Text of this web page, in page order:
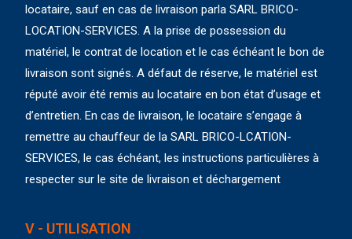
locataire, sauf en cas de livraison parla SARL BRICO-
LOCATION-SERVICES. A la prise de possession du
matériel, le contrat de location et le cas échéant le bon de
livraison sont signés. A défaut de réserve, le matériel est
réputé avoir été remis au locataire en bon état d’usage et
d’entretien. En cas de livraison, le locataire s’engage à
remettre au chauffeur de la SARL BRICO-LCATION-
SERVICES, le cas échéant, les instructions particulières à
respecter sur le site de livraison et déchargement
V - UTILISATION